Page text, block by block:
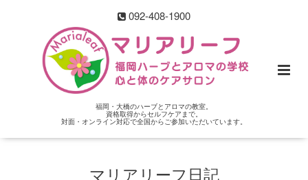
092-408-1900
福岡・大橋のハーブとアロマの教室。
資格取得からセルフケアまで。
対面・オンライン対応で全国からご参加いただいています。
マリアリーフ日記